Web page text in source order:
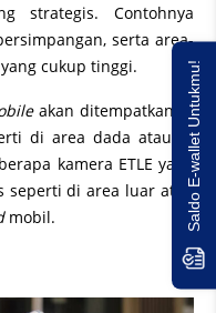
strategis. Contohnya
serta area-
cukup tinggi.
akan ditempatkan di
di area dada atau di
kamera ETLE yang
seperti di area luar atap
mobil. Saldo E-wallet Untukmu!